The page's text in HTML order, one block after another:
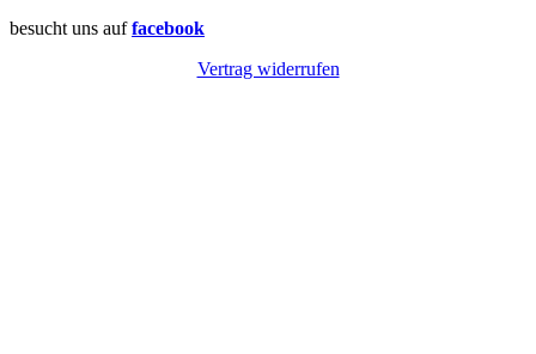
besucht uns auffacebook
Vertrag widerrufen